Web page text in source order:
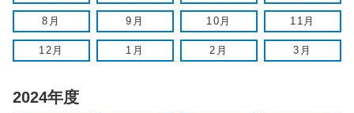
8月 9月 10月 11月
12月 1月 2月 3月
2024年度